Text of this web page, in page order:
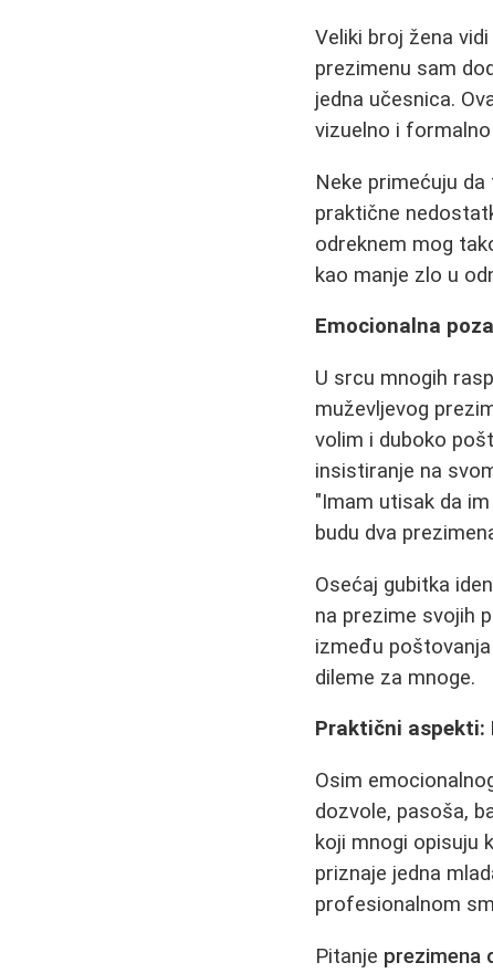
Veliki broj žena vidi
prezimenu sam
jedna učesnica.
vizuelno i
Neke primećuju
praktične
odreknem mog
kao manje zlo u
Emocionalna
U srcu mnogih
muževljevog
volim i duboko
insistiranje na
"Imam utisak da
budu dva
Osećaj gubitka
na prezime svojih
između
dileme za mnoge.
Praktični aspekti:
Osim
dozvole, pasoša,
koji mnogi opisuju
priznaje jedna
profesionalnom
Pitanje prezimena